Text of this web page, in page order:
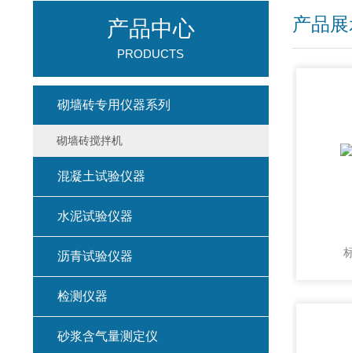
产品
产品中心
PRODUCTS
砌墙砖专用仪器系列
砌墙砖搅拌机
混凝土试验仪器
水泥试验仪器
沥青试验仪器
检测仪器
砂浆含气量测定仪